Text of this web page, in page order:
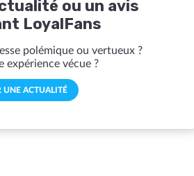
ou un avis
LoyalFans
polémique ou vertueux ?
expérience vécue ?
UNE ACTUALITÉ